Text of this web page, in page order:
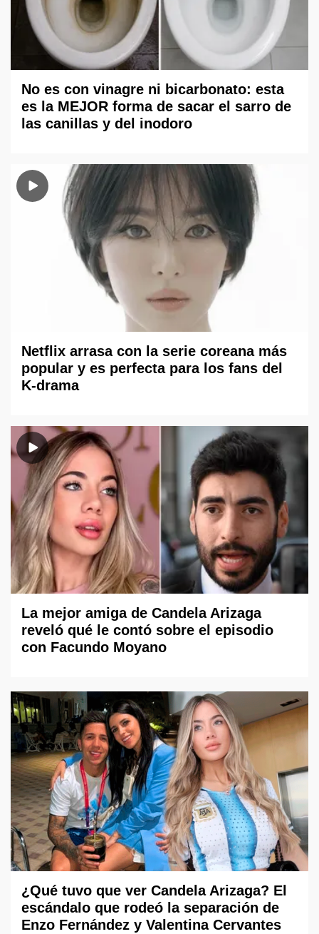
No es con vinagre ni bicarbonato: esta
es la MEJOR forma de sacar el sarro de
las canillas y del inodoro
Netflix arrasa con la serie coreana más
popular y es perfecta para los fans del
K-drama
La mejor amiga de Candela Arizaga
reveló qué le contó sobre el episodio
con Facundo Moyano
¿Qué tuvo que ver Candela Arizaga? El
escándalo que rodeó la separación de
Enzo Fernández y Valentina Cervantes